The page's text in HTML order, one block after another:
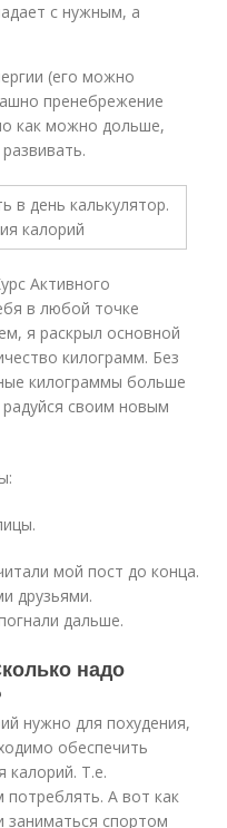
с нужным, а
(его можно
пренебрежение
как можно дольше,
Активного
в любой точке
я раскрыл основной
килограмм. Без
килограммы больше
радуйся своим новым
мой пост до конца.
друзьями.
дальше.
надо
нужно для похудения,
обеспечить
калорий. Т.е.
А вот как
заниматься спортом